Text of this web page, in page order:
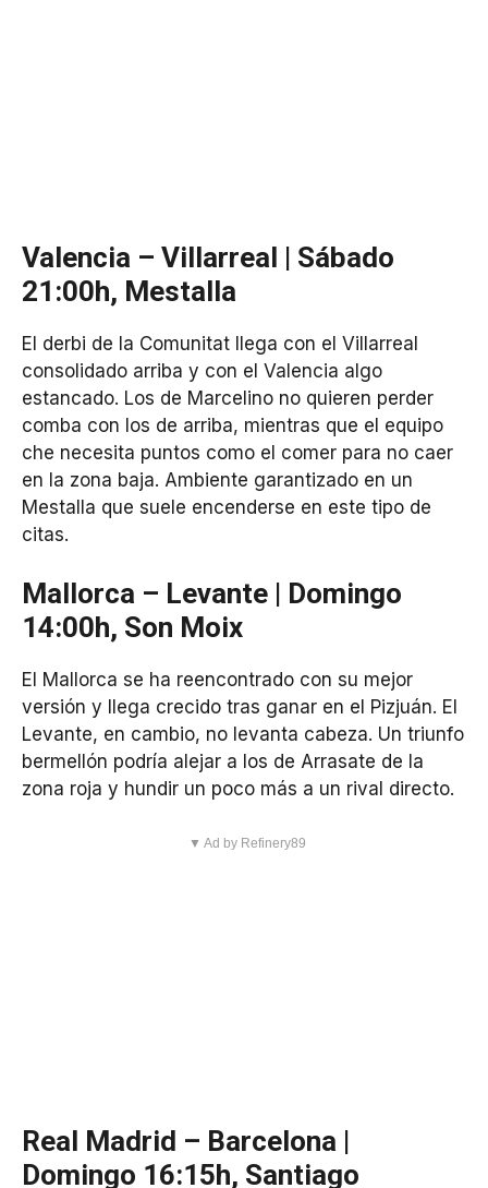
Valencia – Villarreal | Sábado
21:00h, Mestalla
El derbi de la Comunitat llega con el Villarreal
consolidado arriba y con el Valencia algo
estancado. Los de Marcelino no quieren perder
comba con los de arriba, mientras que el equipo
che necesita puntos como el comer para no caer
en la zona baja. Ambiente garantizado en un
Mestalla que suele encenderse en este tipo de
citas.
Mallorca – Levante | Domingo
14:00h, Son Moix
El Mallorca se ha reencontrado con su mejor
versión y llega crecido tras ganar en el Pizjuán. El
Levante, en cambio, no levanta cabeza. Un triunfo
bermellón podría alejar a los de Arrasate de la
zona roja y hundir un poco más a un rival directo.
▼ Ad by Refinery89
Real Madrid – Barcelona |
Domingo 16:15h, Santiago